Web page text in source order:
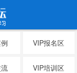
VIP报名区
VIP培训区